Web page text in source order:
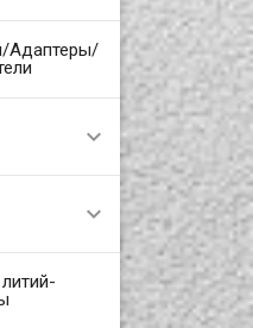
Адаптеры/